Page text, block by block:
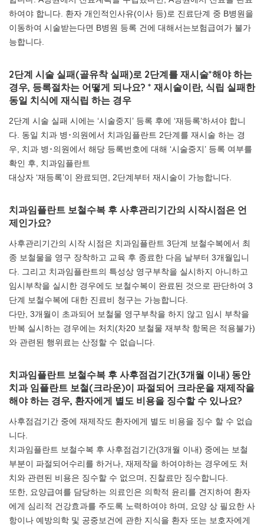
하여야 합니다. 환자 개인적인사유(이사 등)로 진료단계 중 B병원을
이동하여 시술받는다면 B병원 등록 건에 대해서는보험급여가 불가
능합니다.
2단계 시술 실패(골유착 실패)로 2단계를 재시술*해야 하는
경우, 등록절차는 어떻게 되나요? * 재시술이란, 식립 실패한
동일 치식에 재식립 하는 경우
2단계 시술 실패 시에는 ‘시술중지’ 등록 후에 ‘재등록’하셔야 합니
다. 동일 치과 병･의원에서 치과임플란트 2단계를 재시술 하는 경
우, 치과 병･의원에서 해당 등록번호에 대해 ‘시술중지’ 등록 여부를
확인 후, 치과임플란트
대상자 ‘재등록’이 완료되면, 2단계부터 재시술이 가능합니다.
치과임플란트 보철수복 후 사후관리기간의 시작시점은 언
제인가요?
사후관리기간의 시작 시점은 치과임플란트 3단계 보철수복에서 최
종 보철물을 영구 장착하고 교육 후 종료한 다음 날부터 3개월입니
다. 그리고 치과임플란트의 특성상 영구부착을 실시하지 아니하고
임시부착을 실시한 경우에도 보철수복이 완료된 것으로 판단하여 3
단계 보철수복에 대한 진료비 청구는 가능합니다.
다만, 3개월이 초과되어 보철물 영구부착을 하지 않고 임시 부착을
반복 실시하는 경우에는 처치(차20 보철물 재부착 항목은 적용불가)
와 관련된 행위료는 산정할 수 없습니다.
치과임플란트 보철수복 후 사후점검기간(3개월 이내) 동안
치과 임플란트 보철(크라운)이 파절되어 크라운을 재제작을
해야 하는 경우, 환자에게 별도 비용을 징수할 수 있나요?
사후점검기간 중에 재제작도 환자에게 별도 비용을 징수 할 수 없습
니다.
치과임플란트 보철수복 후 사후점검기간(3개월 이내) 중에는 보철
부분이 파절되어수리를 하거나, 재제작을 하여야하는 경우에도 처
치와 관련된 비용은 징수할 수 없으며, 진찰료만 징수합니다.
또한, 요양급여를 담당하는 의료인은 의학적 윤리를 견지하여 환자
에게 심리적 건강효과를 주도록 노력하여야 하며, 요양 상 필요한 사
항이나 예방의학 및 공중보건에 관한 지식을 환자 또는 보호자에게